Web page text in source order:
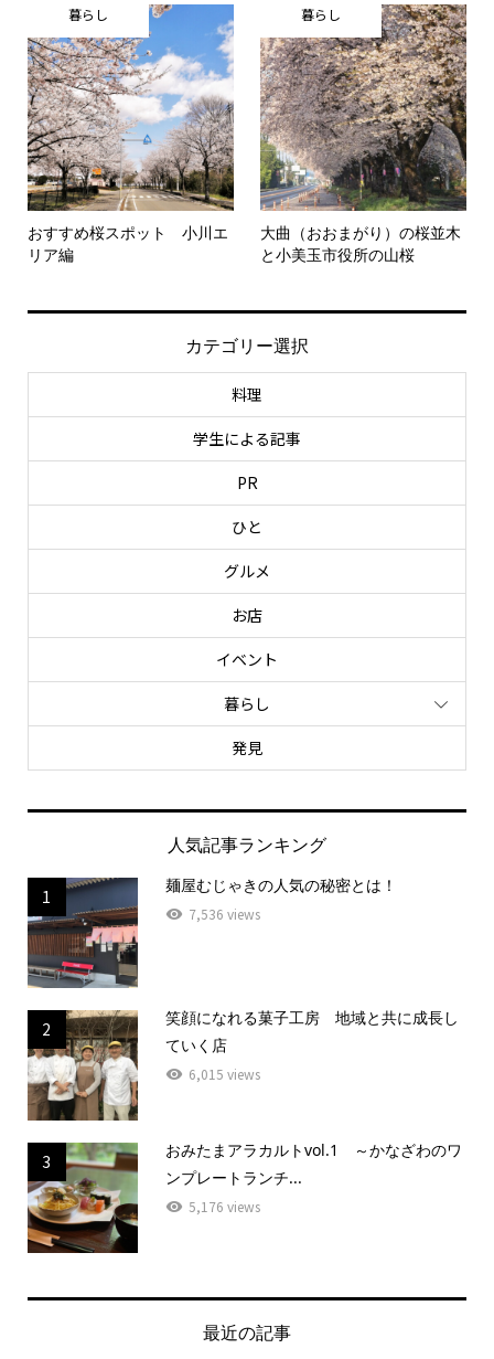
暮らし
おすすめ桜スポット 小川エ
リア編
暮らし
大曲（おおまがり）の桜並木
と小美玉市役所の山桜
カテゴリー選択
料理
学生による記事
PR
ひと
グルメ
お店
イベント
暮らし
発見
人気記事ランキング
1
麺屋むじゃきの人気の秘密とは！
7,536 views
2
笑顔になれる菓子工房 地域と共に成長し
ていく店
6,015 views
3
おみたまアラカルトvol.1 ～かなざわのワ
ンプレートランチ...
5,176 views
最近の記事